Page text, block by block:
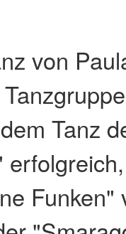
von
Tanz
Funken"